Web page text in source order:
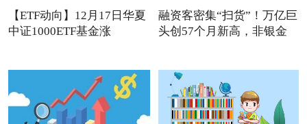
【ETF动向】12月17日华夏
中证1000ETF基金涨
融资客密集“扫货”！万亿巨
头创57个月新高，非银金